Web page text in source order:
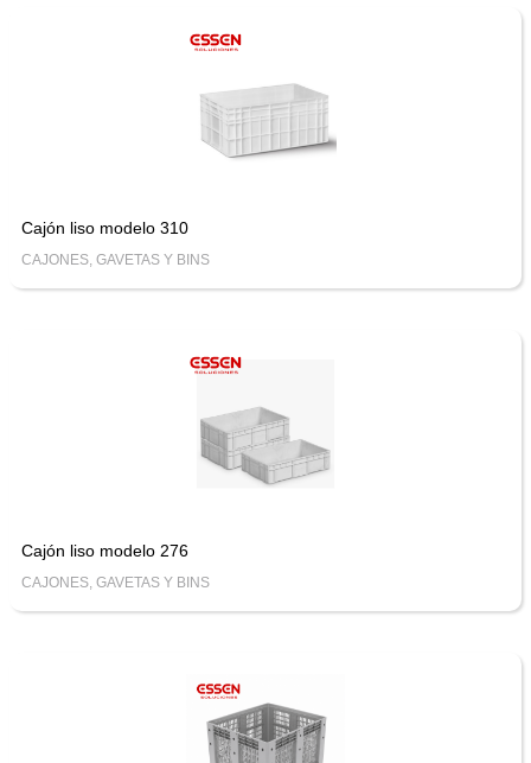
Cajón liso modelo 310
CAJONES, GAVETAS Y BINS
Cajón liso modelo 276
CAJONES, GAVETAS Y BINS